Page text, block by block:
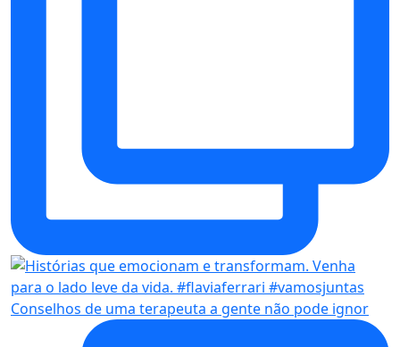
Conselhos de uma terapeuta a gente não pode ignor